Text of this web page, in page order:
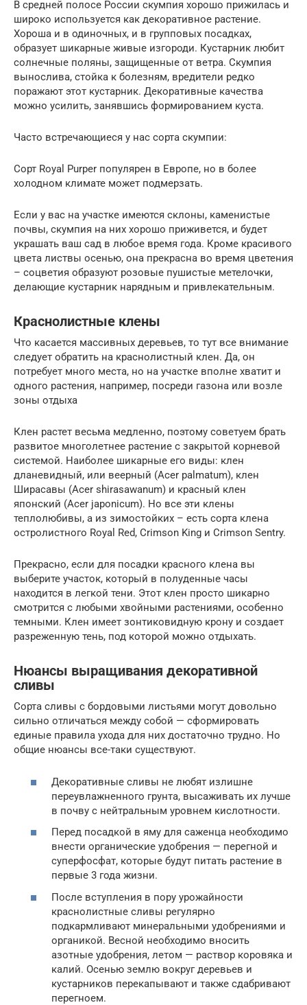
В средней полосе России скумпия хорошо прижилась и
широко используется как декоративное растение.
Хороша и в одиночных, и в групповых посадках,
образует шикарные живые изгороди. Кустарник любит
солнечные поляны, защищенные от ветра. Скумпия
вынослива, стойка к болезням, вредители редко
поражают этот кустарник. Декоративные качества
можно усилить, занявшись формированием куста.
Часто встречающиеся у нас сорта скумпии:
Сорт Royal Purper популярен в Европе, но в более
холодном климате может подмерзать.
Если у вас на участке имеются склоны, каменистые
почвы, скумпия на них хорошо приживется, и будет
украшать ваш сад в любое время года. Кроме красивого
цвета листвы осенью, она прекрасна во время цветения
– соцветия образуют розовые пушистые метелочки,
делающие кустарник нарядным и привлекательным.
Краснолистные клены
Что касается массивных деревьев, то тут все внимание
следует обратить на краснолистный клен. Да, он
потребует много места, но на участке вполне хватит и
одного растения, например, посреди газона или возле
зоны отдыха
Клен растет весьма медленно, поэтому советуем брать
развитое многолетнее растение с закрытой корневой
системой. Наиболее шикарные его виды: клен
дланевидный, или веерный (Acer palmatum), клен
Ширасавы (Acer shirasawanum) и красный клен
японский (Acer japonicum). Но все эти клены
теплолюбивы, а из зимостойких – есть сорта клена
остролистного Royal Red, Crimson King и Crimson Sentry.
Прекрасно, если для посадки красного клена вы
выберите участок, который в полуденные часы
находится в легкой тени. Этот клен просто шикарно
смотрится с любыми хвойными растениями, особенно
темными. Клен имеет зонтиковидную крону и создает
разреженную тень, под которой можно отдыхать.
Нюансы выращивания декоративной
сливы
Сорта сливы с бордовыми листьями могут довольно
сильно отличаться между собой — сформировать
единые правила ухода для них достаточно трудно. Но
общие нюансы все-таки существуют.
Декоративные сливы не любят излишне
переувлажненного грунта, высаживать их лучше
в почву с нейтральным уровнем кислотности.
Перед посадкой в яму для саженца необходимо
внести органические удобрения — перегной и
суперфосфат, которые будут питать растение в
первые 3 года жизни.
После вступления в пору урожайности
краснолистные сливы регулярно
подкармливают минеральными удобрениями и
органикой. Весной необходимо вносить
азотные удобрения, летом — раствор коровяка и
калий. Осенью землю вокруг деревьев и
кустарников перекапывают и также сдабривают
перегноем.